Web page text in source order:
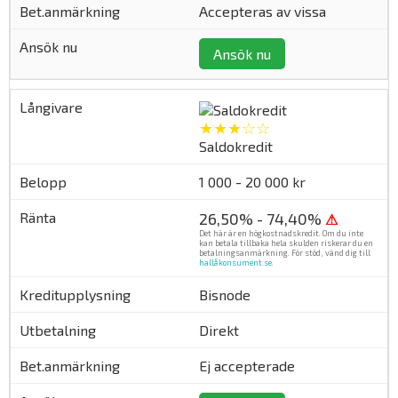
Accepteras av vissa
Ansök nu
★★★☆☆
Saldokredit
1 000 - 20 000 kr
26,50% - 74,40% ⚠
Det här är en högkostnadskredit. Om du inte
kan betala tillbaka hela skulden riskerar du en
betalningsanmärkning. För stöd, vänd dig till
hallåkonsument.se
Bisnode
Direkt
Ej accepterade